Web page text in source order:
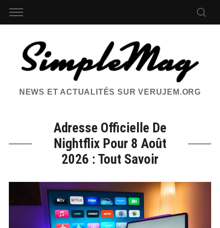
NEWS ET ACTUALITÉS SUR VERUJEM.ORG
Adresse Officielle De
Nightflix Pour 8 Août
2026 : Tout Savoir